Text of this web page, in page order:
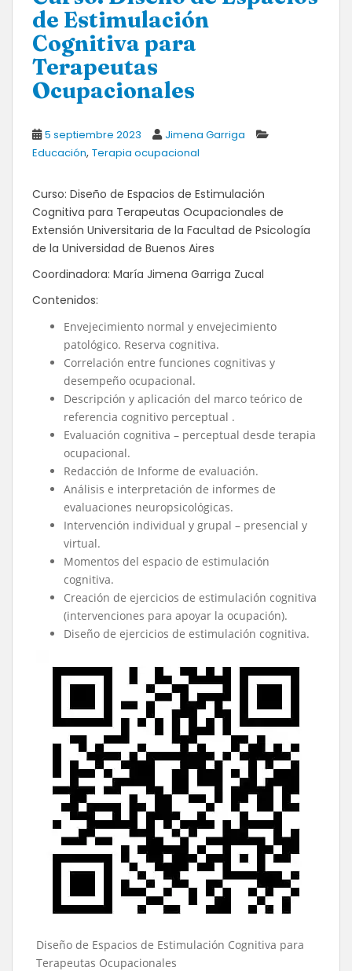
de Estimulación
Cognitiva para
Terapeutas
Ocupacionales
5 septiembre 2023
Jimena Garriga
Educación, Terapia ocupacional
Curso: Diseño de Espacios de Estimulación
Cognitiva para Terapeutas Ocupacionales de
Extensión Universitaria de la Facultad de Psicología
de la Universidad de Buenos Aires
Coordinadora: María Jimena Garriga Zucal
Contenidos:
Envejecimiento normal y envejecimiento
patológico. Reserva cognitiva.
Correlación entre funciones cognitivas y
desempeño ocupacional.
Descripción y aplicación del marco teórico de
referencia cognitivo perceptual .
Evaluación cognitiva – perceptual desde terapia
ocupacional.
Redacción de Informe de evaluación.
Análisis e interpretación de informes de
evaluaciones neuropsicológicas.
Intervención individual y grupal – presencial y
virtual.
Momentos del espacio de estimulación
cognitiva.
Creación de ejercicios de estimulación cognitiva
(intervenciones para apoyar la ocupación).
Diseño de ejercicios de estimulación cognitiva.
Diseño de Espacios de Estimulación Cognitiva para
Terapeutas Ocupacionales